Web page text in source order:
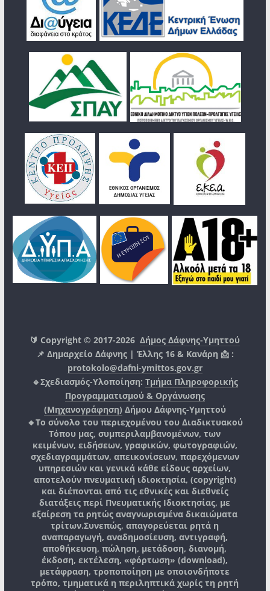
🔰 Copyright © 2017-2026Δήμος Δάφνης-Υμηττού
📌 Δημαρχείο Δάφνης | Έλλης 16 & Κανάρη 📩 :
protokolo@dafni-ymittos.gov.gr
🔹Σχεδιασμός-Υλοποίηση: Τμήμα Πληροφορικής
Προγραμματισμού & Οργάνωσης
(Μηχανογράφηση) Δήμου Δάφνης-Υμηττού
🔸Το σύνολο του περιεχομένου του Διαδικτυακού
Τόπου μας, συμπεριλαμβανομένων, των
κειμένων, ειδήσεων, γραφικών, φωτογραφιών,
σχεδιαγραμμάτων, απεικονίσεων, παρεχόμενων
υπηρεσιών και γενικά κάθε είδους αρχείων,
αποτελούν πνευματική ιδιοκτησία, (copyright)
και διέπονται από τις εθνικές και διεθνείς
διατάξεις περί Πνευματικής Ιδιοκτησίας, με
εξαίρεση τα ρητώς αναγνωρισμένα δικαιώματα
τρίτων.Συνεπώς, απαγορεύεται ρητά η
αναπαραγωγή, αναδημοσίευση, αντιγραφή,
αποθήκευση, πώληση, μετάδοση, διανομή,
έκδοση, εκτέλεση, «φόρτωση» (download),
μετάφραση, τροποποίηση με οποιονδήποτε
τρόπο, τμηματικά η περιληπτικά χωρίς τη ρητή